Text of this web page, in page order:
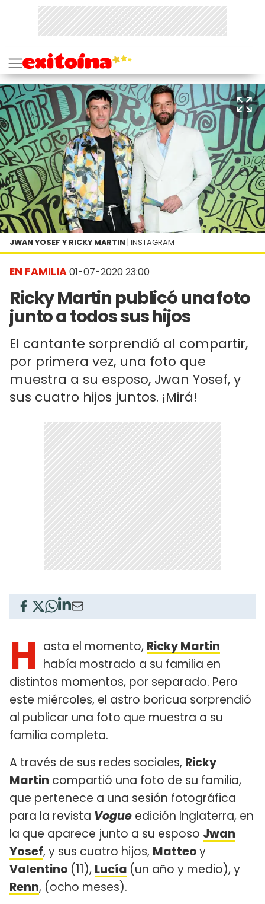
EN FAMILIA01-07-2020 23:00
Ricky Martin publicó una foto
junto a todos sus hijos
El cantante sorprendió al compartir,
por primera vez, una foto que
muestra a su esposo, Jwan Yosef, y
sus cuatro hijos juntos. ¡Mirá!
JWAN YOSEF Y RICKY MARTIN | INSTAGRAM
H asta el momento, Ricky Martin
había mostrado a su familia en
distintos momentos, por separado. Pero
este miércoles, el astro boricua sorprendió
al publicar una foto que muestra a su
familia completa.
A través de sus redes sociales, Ricky
Martin compartió una foto de su familia,
que pertenece a una sesión fotográfica
para la revista Vogue edición Inglaterra, en
la que aparece junto a su esposo Jwan
Yosef, y sus cuatro hijos, Matteoy
Valentino (11), Lucía (un año y medio), y
Renn, (ocho meses).